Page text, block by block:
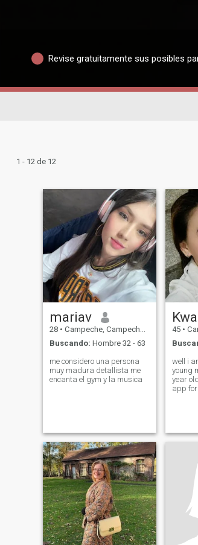
Revise gratuitamente sus posibles
1 - 12 de 12
mariav
28 • Campeche, Campeche, México
Buscando: Hombre 32 - 63
me considero una persona
muy madura detallista me
encanta el gym y la musica
45 •
well i
young
year
app for
when
for fun
not
don't
read
WHO
IN